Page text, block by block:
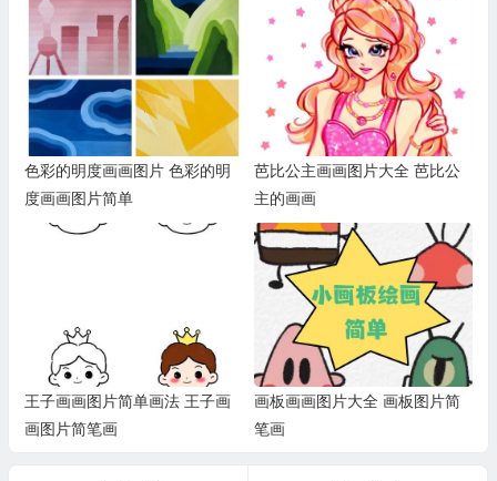
色彩的明度画画图片 色彩的明
度画画图片简单
芭比公主画画图片大全 芭比公
主的画画
王子画画图片简单画法 王子画
画图片简笔画
画板画画图片大全 画板图片简
笔画